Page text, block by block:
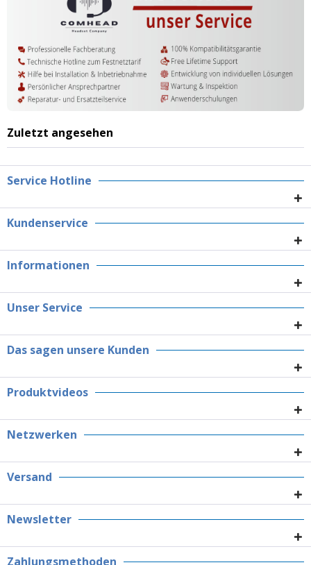
Zuletzt angesehen
Service Hotline
Kundenservice
Informationen
Unser Service
Das sagen unsere Kunden
Produktvideos
Netzwerken
Versand
Newsletter
Zahlungsmethoden